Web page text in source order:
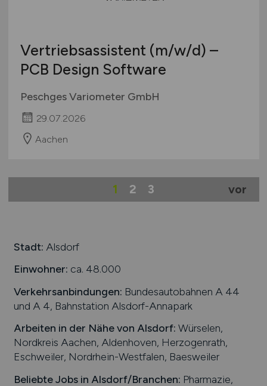
Vertriebsassistent (m/w/d) –
PCB Design Software
Peschges Variometer GmbH
29.07.2026
Aachen
1 2 3 vor
Stadt: Alsdorf
Einwohner: ca. 48.000
Verkehrsanbindungen: Bundesautobahnen A 44
und A 4, Bahnstation Alsdorf-Annapark
Arbeiten in der Nähe von Alsdorf: Würselen,
Nordkreis Aachen, Aldenhoven, Herzogenrath,
Eschweiler, Nordrhein-Westfalen, Baesweiler
Beliebte Jobs in Alsdorf/Branchen: Pharmazie,